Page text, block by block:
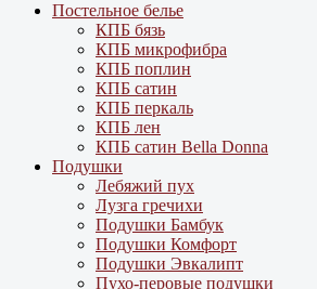
Постельное белье
КПБ бязь
КПБ микрофибра
КПБ поплин
КПБ сатин
КПБ перкаль
КПБ лен
КПБ сатин Bella Donna
Подушки
Лебяжий пух
Лузга гречихи
Подушки Бамбук
Подушки Комфорт
Подушки Эвкалипт
Пухо-перовые подушки